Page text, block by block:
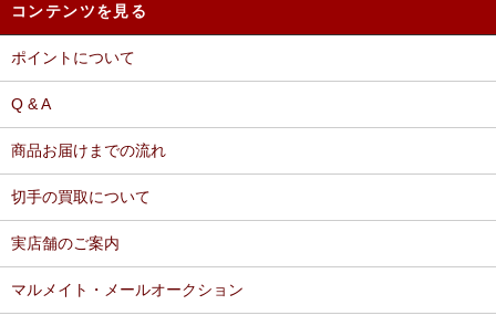
コンテンツを見る
ポイントについて
Q & A
商品お届けまでの流れ
切手の買取について
実店舗のご案内
マルメイト・メールオークション